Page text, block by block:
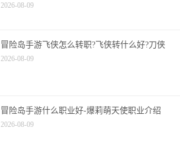
2026-08-09
冒险岛手游飞侠怎么转职?飞侠转什么好?刀侠
2026-08-09
冒险岛手游什么职业好-爆莉萌天使职业介绍
2026-08-09